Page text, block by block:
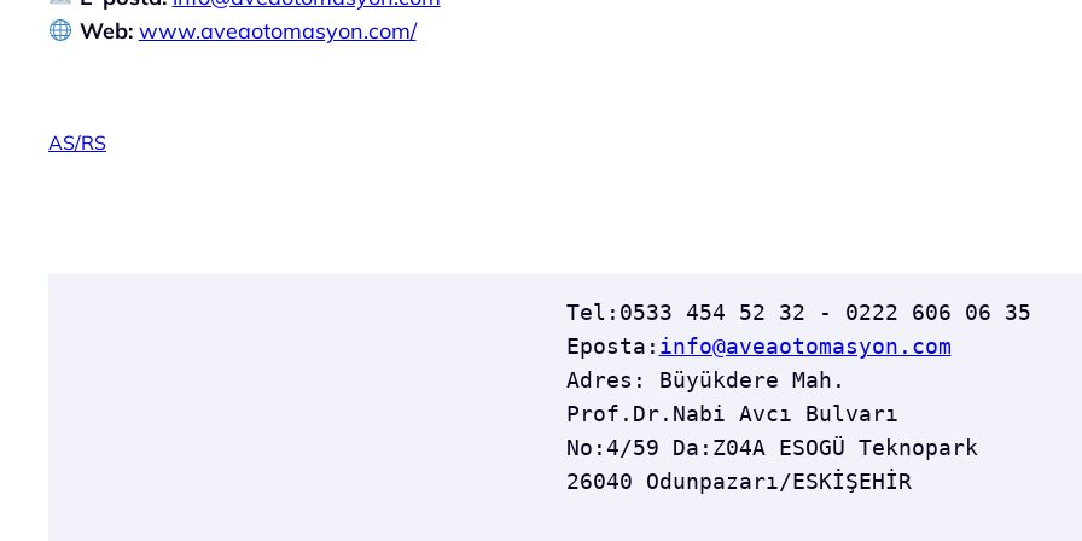
Web: www.aveaotomasyon.com/
AS/RS
Tel:0533 454 52 32 - 0222 606 06 35
Eposta: info@aveaotomasyon.com
Adres: Büyükdere Mah.
Prof.Dr.Nabi Avcı Bulvarı
No:4/59 Da:Z04A ESOGÜ Teknopark
26040 Odunpazarı/ESKİŞEHİR